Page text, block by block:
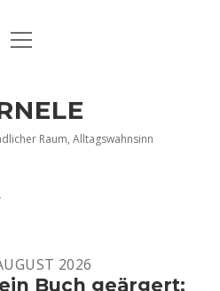
Menü
Raum, Alltagswahnsinn
2026
Buch geärgert: